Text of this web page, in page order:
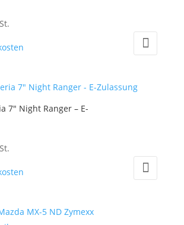
7″ Night Ranger – E-